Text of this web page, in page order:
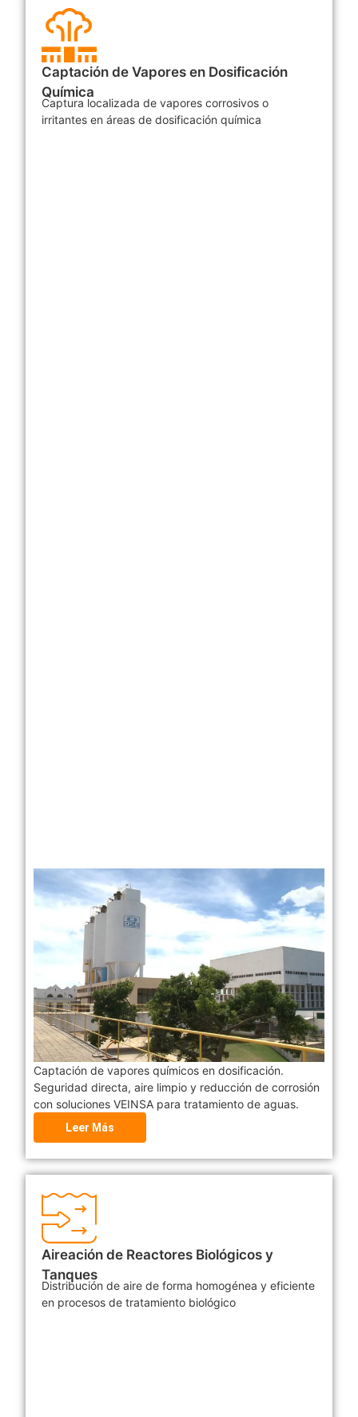
Captación de Vapores en Dosificación
Química
Captura localizada de vapores corrosivos o
irritantes en áreas de dosificación química
Captación de vapores químicos en dosificación.
Seguridad directa, aire limpio y reducción de corrosión
con soluciones VEINSA para tratamiento de aguas.
Leer Más
Aireación de Reactores Biológicos y
Tanques
Distribución de aire de forma homogénea y eficiente
en procesos de tratamiento biológico